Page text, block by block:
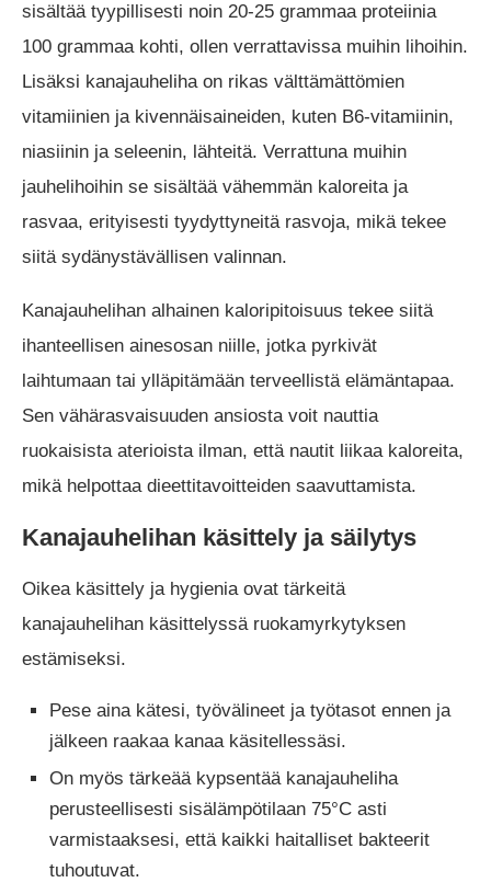
sisältää tyypillisesti noin 20-25 grammaa proteiinia
100 grammaa kohti, ollen verrattavissa muihin lihoihin.
Lisäksi kanajauheliha on rikas välttämättömien
vitamiinien ja kivennäisaineiden, kuten B6-vitamiinin,
niasiinin ja seleenin, lähteitä. Verrattuna muihin
jauhelihoihin se sisältää vähemmän kaloreita ja
rasvaa, erityisesti tyydyttyneitä rasvoja, mikä tekee
siitä sydänystävällisen valinnan.
Kanajauhelihan alhainen kaloripitoisuus tekee siitä
ihanteellisen ainesosan niille, jotka pyrkivät
laihtumaan tai ylläpitämään terveellistä elämäntapaa.
Sen vähärasvaisuuden ansiosta voit nauttia
ruokaisista aterioista ilman, että nautit liikaa kaloreita,
mikä helpottaa dieettitavoitteiden saavuttamista.
Kanajauhelihan käsittely ja säilytys
Oikea käsittely ja hygienia ovat tärkeitä
kanajauhelihan käsittelyssä ruokamyrkytyksen
estämiseksi.
Pese aina kätesi, työvälineet ja työtasot ennen ja
jälkeen raakaa kanaa käsitellessäsi.
On myös tärkeää kypsentää kanajauheliha
perusteellisesti sisälämpötilaan 75°C asti
varmistaaksesi, että kaikki haitalliset bakteerit
tuhoutuvat.